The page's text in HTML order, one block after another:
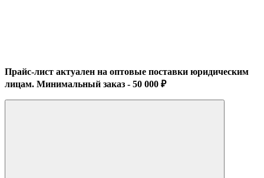
Прайс-лист актуален на оптовые поставки юридическим
лицам. Минимальный заказ - 50 000 ₽